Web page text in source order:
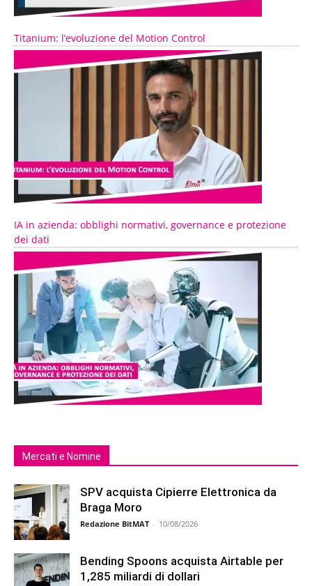
Titanium: l’evoluzione del Motion Control
IA in azienda: obblighi normativi, governance e protezione
dei dati
Mercati e Nomine
SPV acquista Cipierre Elettronica da
Braga Moro
Redazione BitMAT - 10/08/2026
Bending Spoons acquista Airtable per
1,285 miliardi di dollari